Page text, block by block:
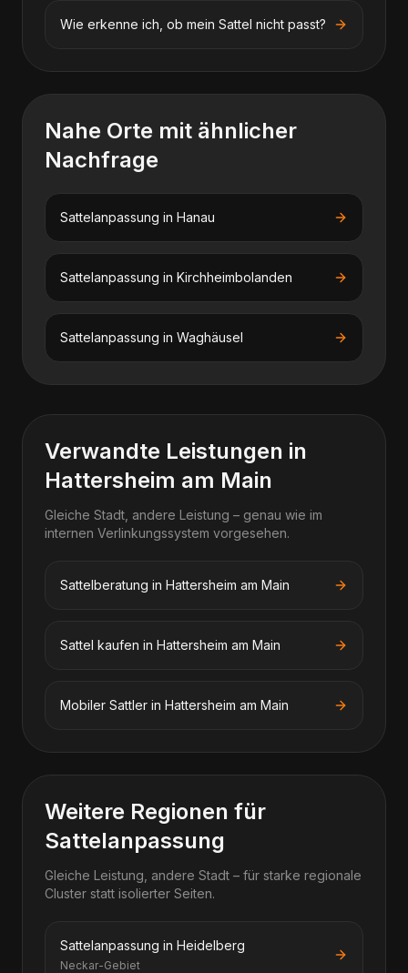
Wie erkenne ich, ob mein Sattel nicht passt?
Nahe Orte mit ähnlicher
Nachfrage
Sattelanpassung in Hanau
Sattelanpassung in Kirchheimbolanden
Sattelanpassung in Waghäusel
Verwandte Leistungen in
Hattersheim am Main
Gleiche Stadt, andere Leistung – genau wie im
internen Verlinkungssystem vorgesehen.
Sattelberatung in Hattersheim am Main
Sattel kaufen in Hattersheim am Main
Mobiler Sattler in Hattersheim am Main
Weitere Regionen für
Sattelanpassung
Gleiche Leistung, andere Stadt – für starke regionale
Cluster statt isolierter Seiten.
Sattelanpassung in Heidelberg
Neckar-Gebiet